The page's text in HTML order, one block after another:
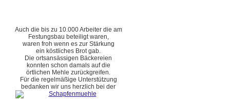
Auch die bis zu 10.000 Arbeiter die am
Festungsbau beteiligt waren,
waren froh wenn es zur Stärkung
ein köstliches Brot gab.
Die ortsansässigen Bäckereien
konnten schon damals auf die
örtlichen Mehle zurückgreifen.
Für die regelmäßige Unterstützung
bedanken wir uns herzlich bei der